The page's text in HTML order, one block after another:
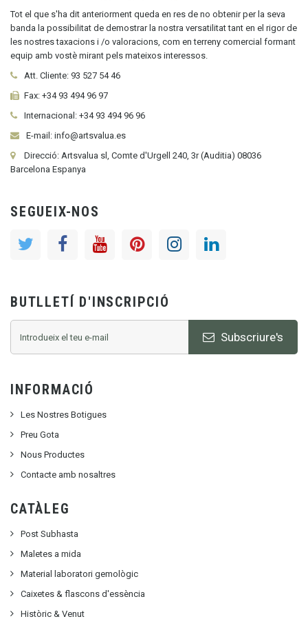
Tot el que s'ha dit anteriorment queda en res de no obtenir per la seva
banda la possibilitat de demostrar la nostra versatilitat tant en el rigor de
les nostres taxacions i /o valoracions, com en terreny comercial formant
equip amb vostè mirant pels mateixos interessos.
Att. Cliente: 93 527 54 46
Fax: +34 93 494 96 97
Internacional: +34 93 494 96 96
E-mail: info@artsvalua.es
Direcció: Artsvalua sl, Comte d'Urgell 240, 3r (Auditia) 08036
Barcelona Espanya
SEGUEIX-NOS
BUTLLETÍ D'INSCRIPCIÓ
Subscriure's
INFORMACIÓ
Les Nostres Botigues
Preu Gota
Nous Productes
Contacte amb nosaltres
CATÀLEG
Post Subhasta
Maletes a mida
Material laboratori gemològic
Caixetes & flascons d'essència
Històric & Venut